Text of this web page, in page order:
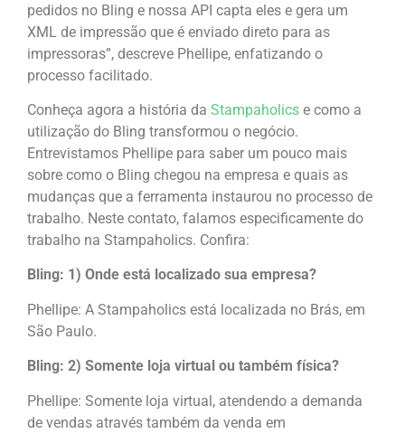
pedidos no Bling e nossa API capta eles e gera um
XML de impressão que é enviado direto para as
impressoras”, descreve Phellipe, enfatizando o
processo facilitado.
Conheça agora a história da Stampaholics e como a
utilização do Bling transformou o negócio.
Entrevistamos Phellipe para saber um pouco mais
sobre como o Bling chegou na empresa e quais as
mudanças que a ferramenta instaurou no processo de
trabalho. Neste contato, falamos especificamente do
trabalho na Stampaholics. Confira:
Bling: 1) Onde está localizado sua empresa?
Phellipe: A Stampaholics está localizada no Brás, em
São Paulo.
Bling: 2) Somente loja virtual ou também física?
Phellipe: Somente loja virtual, atendendo a demanda
de vendas através também da venda em